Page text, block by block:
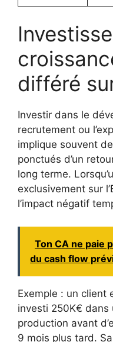
différé
Investir dans le
recrutement ou
implique souvent
ponctués d’un
long terme.
exclusivement sur
l’impact négatif
Ton CA ne paie
du cash flow
Exemple : un client
investi 250K€ dans
production avant
9 mois plus tard.